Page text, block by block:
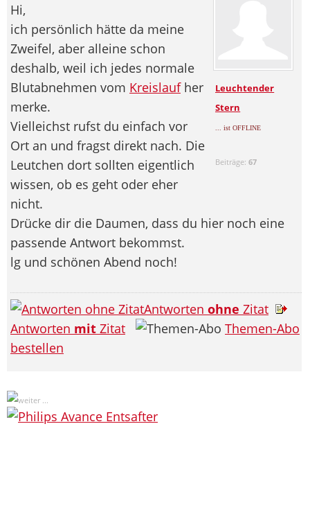
Leuchtender
Stern
... ist OFFLINE
Beiträge:67
Hi,
ich persönlich hätte da meine
Zweifel, aber alleine schon
deshalb, weil ich jedes normale
Blutabnehmen vom Kreislaufher
merke.
Vielleichst rufst du einfach vor
Ort an und fragst direkt nach. Die
Leutchen dort sollten eigentlich
wissen, ob es geht oder eher
nicht.
Drücke dir die Daumen, dass du hier noch eine
passende Antwort bekommst.
lg und schönen Abend noch!
Antworten ohne Zitat
Antworten mit Zitat
Themen-Abo
bestellen